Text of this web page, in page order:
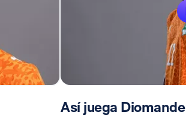
Así juega Diomande